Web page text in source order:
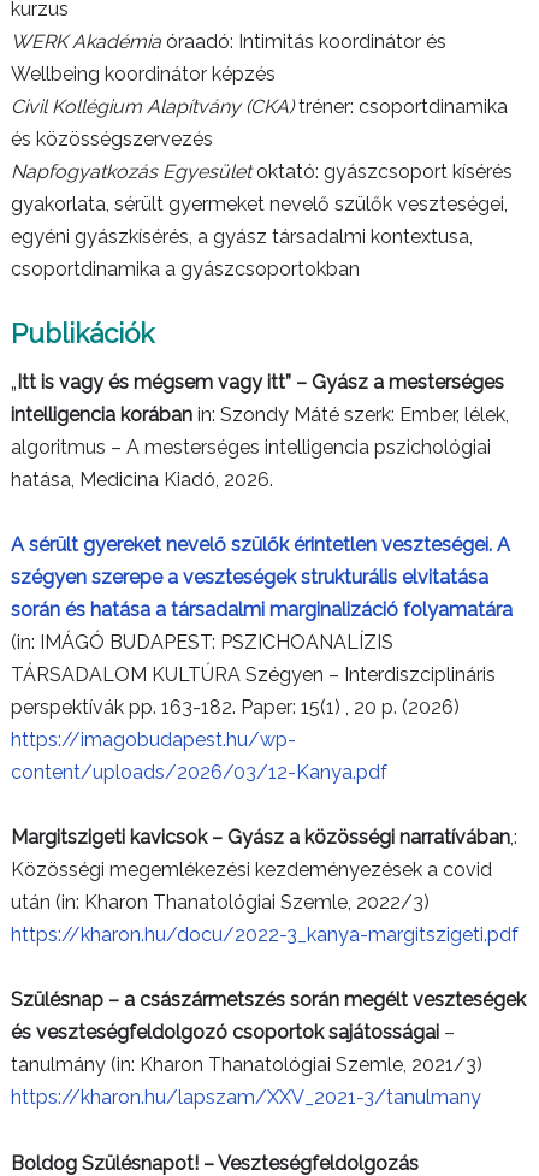
kurzus
WERK Akadémiaóraadó: Intimitás koordinátor és
Wellbeing koordinátor képzés
Civil Kollégium Alapítvány (CKA)tréner: csoportdinamika
és közösségszervezés
Napfogyatkozás Egyesületoktató: gyászcsoport kísérés
gyakorlata, sérült gyermeket nevelő szülők veszteségei,
egyéni gyászkísérés, a gyász társadalmi kontextusa,
csoportdinamika a gyászcsoportokban
Publikációk
„Itt is vagy és mégsem vagy itt” – Gyász a mesterséges
intelligencia korábanin: Szondy Máté szerk: Ember, lélek,
algoritmus – A mesterséges intelligencia pszichológiai
hatása, Medicina Kiadó, 2026.
A sérült gyereket nevelő szülők érintetlen veszteségei. A
szégyen szerepe a veszteségek strukturális elvitatása
során és hatása a társadalmi marginalizáció folyamatára
(in: IMÁGÓ BUDAPEST: PSZICHOANALÍZIS
TÁRSADALOM KULTÚRA Szégyen – Interdiszciplináris
perspektívák pp. 163-182. Paper: 15(1) , 20 p. (2026)
https://imagobudapest.hu/wp-
content/uploads/2026/03/12-Kanya.pdf
Margitszigeti kavicsok – Gyász a közösségi narratívában,:
Közösségi megemlékezési kezdeményezések a covid
után (in: Kharon Thanatológiai Szemle, 2022/3)
https://kharon.hu/docu/2022-3_kanya-margitszigeti.pdf
Szülésnap – a császármetszés során megélt veszteségek
és veszteségfeldolgozó csoportok sajátosságai–
tanulmány (in: Kharon Thanatológiai Szemle, 2021/3)
https://kharon.hu/lapszam/XXV_2021-3/tanulmany
Boldog Szülésnapot! – Veszteségfeldolgozás